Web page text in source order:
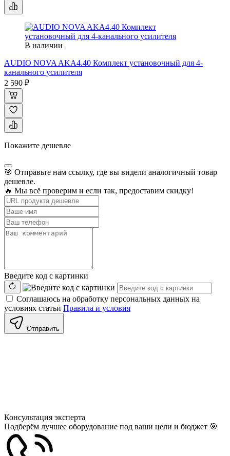
В наличии
AUDIO NOVA AKA4.40 Комплект установочный для 4-
канального усилителя
2 590 ₽
Покажите дешевле
🎯 Отправьте нам ссылку, где вы видели аналогичный товар
дешевле.
🔥 Мы всё проверим и если так, предоставим скидку!
Введите код с картинки
Соглашаюсь на обработку персональных данных на
условиях статьи Правила и условия
Отправить
Консультация эксперта
Подберём лучшее оборудование под ваши цели и бюджет 🎯